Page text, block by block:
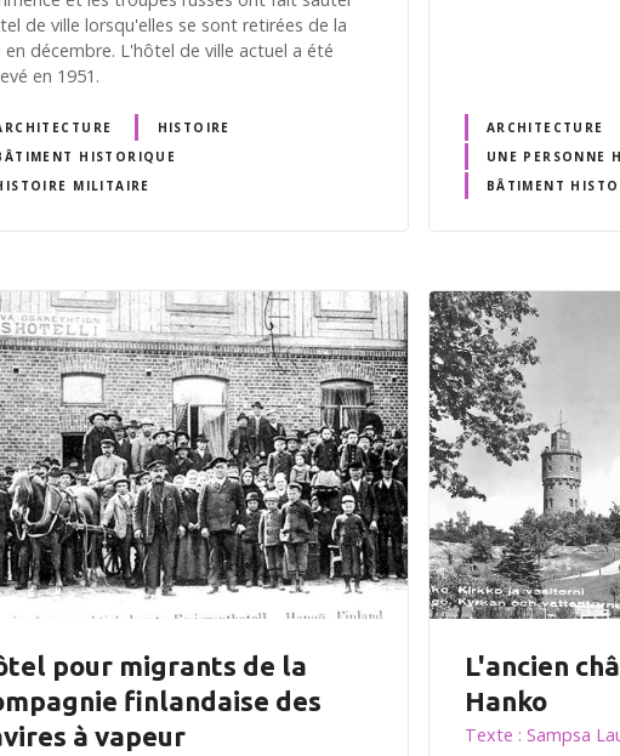
de ville lorsqu'elles se sont retirées de la
en décembre. L'hôtel de ville actuel a été
en 1951.
HISTOIRE
HISTORIQUE
MILITAIRE
ARCHITECTURE
UNE PERSONNE
BÂTIMENT
pour migrants de la
finlandaise des
à vapeur
L'ancien
Hanko
Texte : Sampsa